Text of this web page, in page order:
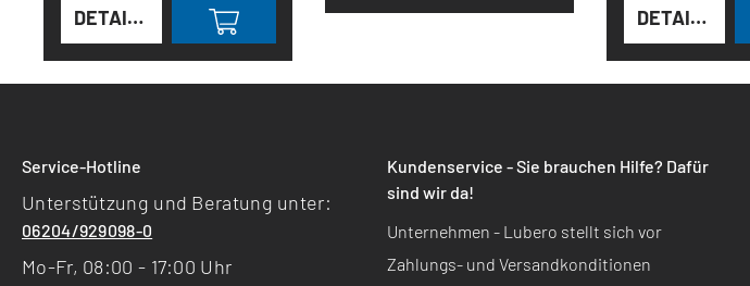
DETAILS DETAILS
Service-Hotline
Unterstützung und Beratung unter:
06204/929098-0
Mo-Fr, 08:00 - 17:00 Uhr
Kundenservice - Sie brauchen Hilfe? Dafür
sind wir da!
Unternehmen - Lubero stellt sich vor
Zahlungs- und Versandkonditionen